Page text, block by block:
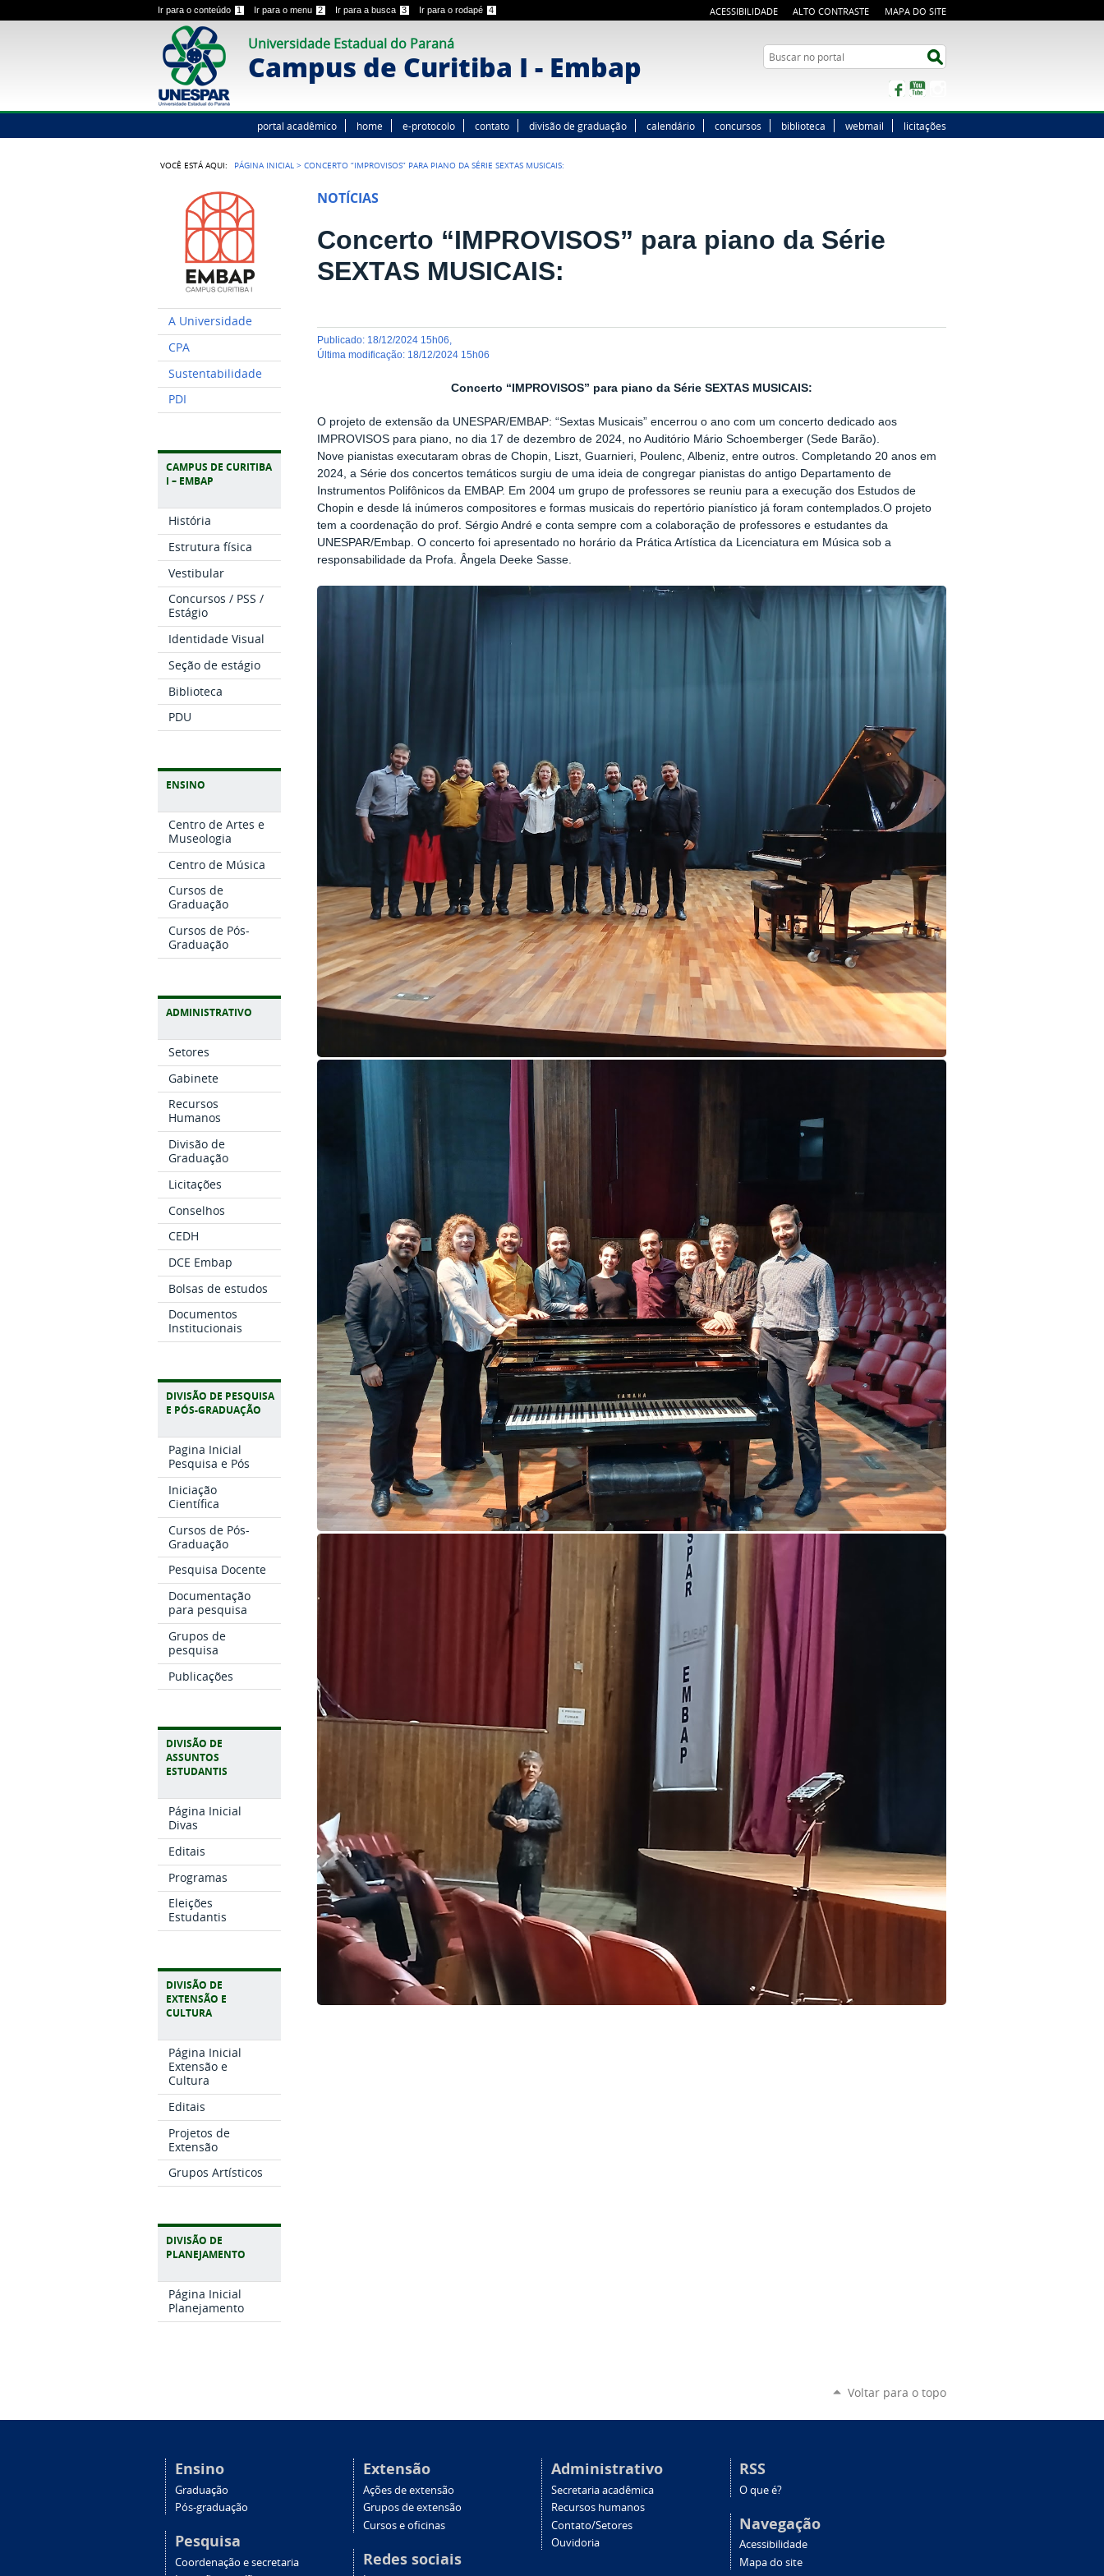
Ir para o conteúdo 1 Ir para o menu 2 Ir para a busca 3 Ir para o rodapé 4 ACESSIBILIDADE ALTO CONTRASTE MAPA DO SITE
Universidade Estadual do Paraná
Campus de Curitiba I - Embap Buscar no portal
Facebook
portal acadêmico home e-protocolo contato divisão de graduação calendário concursos biblioteca webmail licitações
VOCÊ ESTÁ AQUI: PÁGINA INICIAL >CONCERTO “IMPROVISOS” PARA PIANO DA SÉRIE SEXTAS MUSICAIS:
A Universidade
CPA
Sustentabilidade
PDI
CAMPUS DE CURITIBA
I – EMBAP
História
Estrutura física
Vestibular
Concursos / PSS /
Estágio
Identidade Visual
Seção de estágio
Biblioteca
PDU
ENSINO
Centro de Artes e
Museologia
Centro de Música
Cursos de
Graduação
Cursos de Pós-
Graduação
ADMINISTRATIVO
Setores
Gabinete
Recursos
Humanos
Divisão de
Graduação
Licitações
Conselhos
CEDH
DCE Embap
Bolsas de estudos
Documentos
Institucionais
DIVISÃO DE PESQUISA
E PÓS-GRADUAÇÃO
Pagina Inicial
Pesquisa e Pós
Iniciação
Científica
Cursos de Pós-
Graduação
Pesquisa Docente
Documentação
para pesquisa
Grupos de
pesquisa
Publicações
DIVISÃO DE
ASSUNTOS
ESTUDANTIS
Página Inicial
Divas
Editais
Programas
Eleições
Estudantis
DIVISÃO DE
EXTENSÃO E
CULTURA
Página Inicial
Extensão e
Cultura
Editais
Projetos de
Extensão
Grupos Artísticos
DIVISÃO DE
PLANEJAMENTO
Página Inicial
Planejamento
NOTÍCIAS
Concerto “IMPROVISOS” para piano da Série
SEXTAS MUSICAIS:
publicado: 18/12/2024 15h06
última modificação: 18/12/2024 15h06
Concerto “IMPROVISOS” para piano da Série SEXTAS MUSICAIS:
O projeto de extensão da UNESPAR/EMBAP: “Sextas Musicais” encerrou o ano com um concerto dedicado aos
IMPROVISOS para piano, no dia 17 de dezembro de 2024, no Auditório Mário Schoemberger (Sede Barão).
Nove pianistas executaram obras de Chopin, Liszt, Guarnieri, Poulenc, Albeniz, entre outros. Completando 20 anos em
2024, a Série dos concertos temáticos surgiu de uma ideia de congregar pianistas do antigo Departamento de
Instrumentos Polifônicos da EMBAP. Em 2004 um grupo de professores se reuniu para a execução dos Estudos de
Chopin e desde lá inúmeros compositores e formas musicais do repertório pianístico já foram contemplados.O projeto
tem a coordenação do prof. Sérgio André e conta sempre com a colaboração de professores e estudantes da
UNESPAR/Embap. O concerto foi apresentado no horário da Prática Artística da Licenciatura em Música sob a
responsabilidade da Profa. Ângela Deeke Sasse.
Voltar para o topo
Ensino
Graduação
Pós-graduação
Pesquisa
Coordenação e secretaria
Extensão
Ações de extensão
Grupos de extensão
Cursos e oficinas
Redes sociais
Administrativo
Secretaria acadêmica
Recursos humanos
Contato/Setores
Ouvidoria
RSS
O que é?
Navegação
Acessibilidade
Mapa do site